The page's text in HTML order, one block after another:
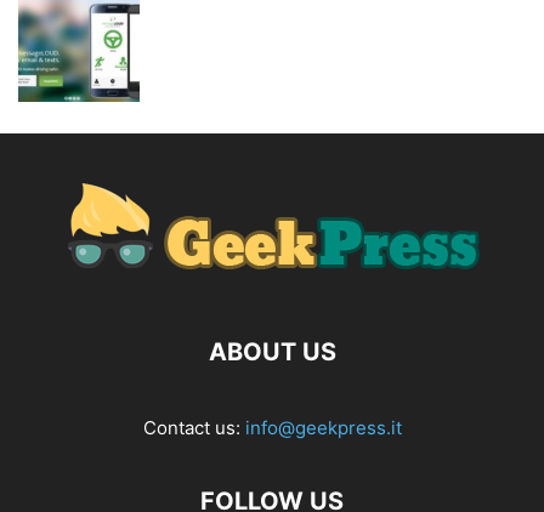
ABOUT US
Contact us: info@geekpress.it
FOLLOW US